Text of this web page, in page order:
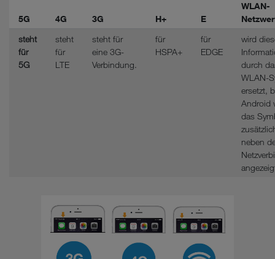
5G 4G 3G H+ E
WLAN-
steht
für
5G
steht
für
LTE
steht für
eine 3G-
Verbindung.
für
HSPA+
für
EDGE
wird
durch
WLAN-
ersetzt,
Android
das
neben